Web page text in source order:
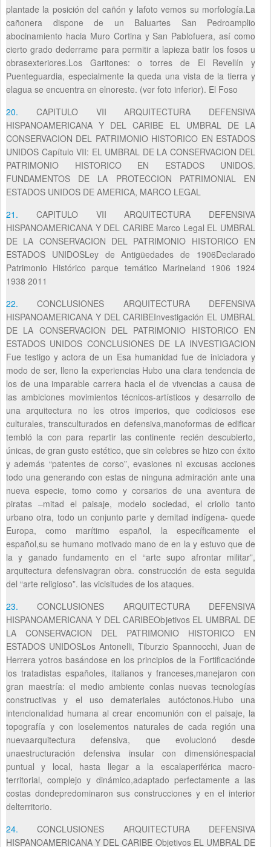
plantade la posición del cañón y lafoto vemos su morfología.La
cañonera dispone de un Baluartes San Pedroamplio
abocinamiento hacia Muro Cortina y San Pablofuera, así como
cierto grado dederrame para permitir a lapieza batir los fosos u
obrasexteriores.Los Garitones: o torres de El Revellín y
Puenteguardia, especialmente la queda una vista de la tierra y
elagua se encuentra en elnoreste. (ver foto inferior). El Foso
20. CAPITULO VII ARQUITECTURA DEFENSIVA
HISPANOAMERICANA Y DEL CARIBE EL UMBRAL DE LA
CONSERVACION DEL PATRIMONIO HISTORICO EN ESTADOS
UNIDOS Capítulo VII: EL UMBRAL DE LA CONSERVACION DEL
PATRIMONIO HISTORICO EN ESTADOS UNIDOS.
FUNDAMENTOS DE LA PROTECCION PATRIMONIAL EN
ESTADOS UNIDOS DE AMERICA, MARCO LEGAL
21. CAPITULO VII ARQUITECTURA DEFENSIVA
HISPANOAMERICANA Y DEL CARIBE Marco Legal EL UMBRAL
DE LA CONSERVACION DEL PATRIMONIO HISTORICO EN
ESTADOS UNIDOSLey de Antigüedades de 1906Declarado
Patrimonio Histórico parque temático Marineland 1906 1924
1938 2011
22.CONCLUSIONES ARQUITECTURA DEFENSIVA
HISPANOAMERICANA Y DEL CARIBEInvestigación EL UMBRAL
DE LA CONSERVACION DEL PATRIMONIO HISTORICO EN
ESTADOS UNIDOS CONCLUSIONES DE LA INVESTIGACION
Fue testigo y actora de un Esa humanidad fue de iniciadora y
modo de ser, lleno la experiencias Hubo una clara tendencia de
los de una imparable carrera hacia el de vivencias a causa de
las ambiciones movimientos técnicos-artísticos y desarrollo de
una arquitectura no les otros imperios, que codiciosos ese
culturales, transculturados en defensiva,manoformas de edificar
tembló la con para repartir las continente recién descubierto,
únicas, de gran gusto estético, que sin celebres se hizo con éxito
y además “patentes de corso”, evasiones ni excusas acciones
todo una generando con estas de ninguna admiración ante una
nueva especie, tomo como y corsarios de una aventura de
piratas –mitad el paisaje, modelo sociedad, el criollo tanto
urbano otra, todo un conjunto parte y demitad indígena- quede
Europa, como marítimo español, la específicamente el
español,su se humano motivado mano de en la y estuvo que de
la y ganado fundamento en el “arte supo afrontar militar”,
arquitectura defensivagran obra. construcción de esta seguida
del “arte religioso”. las vicisitudes de los ataques.
23.CONCLUSIONES ARQUITECTURA DEFENSIVA
HISPANOAMERICANA Y DEL CARIBEObjetivos EL UMBRAL DE
LA CONSERVACION DEL PATRIMONIO HISTORICO EN
ESTADOS UNIDOSLos Antonelli, Tiburzio Spannocchi, Juan de
Herrera yotros basándose en los principios de la Fortificaciónde
los tratadistas españoles, italianos y franceses,manejaron con
gran maestría: el medio ambiente conlas nuevas tecnologías
constructivas y el uso demateriales autóctonos.Hubo una
intencionalidad humana al crear encomunión con el paisaje, la
topografía y con loselementos naturales de cada región una
nuevaarquitectura defensiva, que evolucionó desde
unaestructuración defensiva insular con dimensiónespacial
puntual y local, hasta llegar a la escalaperiférica macro-
territorial, complejo y dinámico,adaptado perfectamente a las
costas dondepredominaron sus construcciones y en el interior
delterritorio.
24.CONCLUSIONES ARQUITECTURA DEFENSIVA
HISPANOAMERICANA Y DEL CARIBE Objetivos EL UMBRAL DE